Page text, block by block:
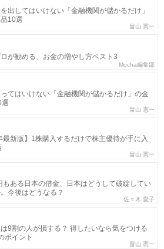
出してはいけない「金融機関が儲かるだけ」
10選
畠山 憲一
が勧める、お金の増やし方ベスト3
Mocha編集部
てはいけない「金融機関が儲かるだけ」の金
畠山 憲一
最新版】1株購入するだけで株主優待が手に入
畠山 憲一
もある日本の借金、日本はどうして破綻してい
今後はどうなる？
佐々木 愛子
9割の人が損する？ 得したいなら気をつける
ポイント
畠山 憲一